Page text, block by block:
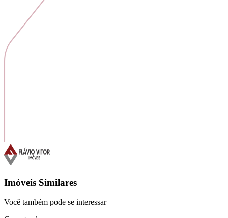
Imóveis Similares
Você também pode se interessar